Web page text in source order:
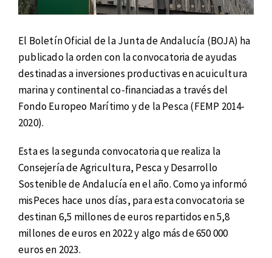
El Boletín Oficial de la Junta de Andalucía (BOJA) ha
publicado la orden con la convocatoria de ayudas
destinadas a inversiones productivas en acuicultura
marina y continental co-financiadas a través del
Fondo Europeo Marítimo y de la Pesca (FEMP 2014-
2020).
Esta es la segunda convocatoria que realiza la
Consejería de Agricultura, Pesca y Desarrollo
Sostenible de Andalucía en el año. Como ya informó
misPeces hace unos días, para esta convocatoria se
destinan 6,5 millones de euros repartidos en 5,8
millones de euros en 2022 y algo más de 650 000
euros en 2023.